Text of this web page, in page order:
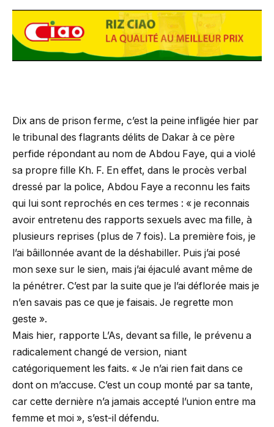
Dix ans de prison ferme, c’est la peine infligée hier par
le tribunal des flagrants délits de Dakar à ce père
perfide répondant au nom de Abdou Faye, qui a violé
sa propre fille Kh. F. En effet, dans le procès verbal
dressé par la police, Abdou Faye a reconnu les faits
qui lui sont reprochés en ces termes : « je reconnais
avoir entretenu des rapports sexuels avec ma fille, à
plusieurs reprises (plus de 7 fois). La première fois, je
l’ai bâillonnée avant de la déshabiller. Puis j’ai posé
mon sexe sur le sien, mais j’ai éjaculé avant même de
la pénétrer. C’est par la suite que je l’ai déflorée mais je
n’en savais pas ce que je faisais. Je regrette mon
geste ».
Mais hier, rapporte L’As, devant sa fille, le prévenu a
radicalement changé de version, niant
catégoriquement les faits. « Je n’ai rien fait dans ce
dont on m’accuse. C’est un coup monté par sa tante,
car cette dernière n’a jamais accepté l’union entre ma
femme et moi », s’est-il défendu.